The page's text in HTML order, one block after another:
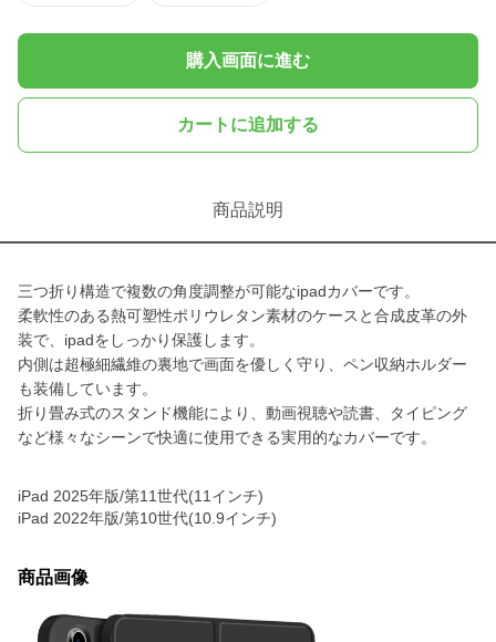
購入画面に進む
カートに追加する
商品説明
三つ折り構造で複数の角度調整が可能なipadカバーです。
柔軟性のある熱可塑性ポリウレタン素材のケースと合成皮革の外
装で、ipadをしっかり保護します。
内側は超極細繊維の裏地で画面を優しく守り、ペン収納ホルダー
も装備しています。
折り畳み式のスタンド機能により、動画視聴や読書、タイピング
など様々なシーンで快適に使用できる実用的なカバーです。
iPad 2025年版/第11世代(11インチ)
iPad 2022年版/第10世代(10.9インチ)
商品画像